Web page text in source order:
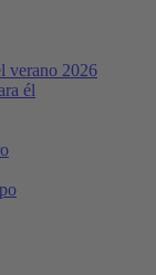
verano 2026
él